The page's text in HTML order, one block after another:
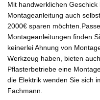
Mit handwerklichen
Montageanleitung auch
2000€ sparen
Montageanleitungen finden
keinerlei Ahnung von
Werkzeug haben, bieten
Pflasterbetriebe eine
die Elektrik wenden Sie sich
Fachmann.